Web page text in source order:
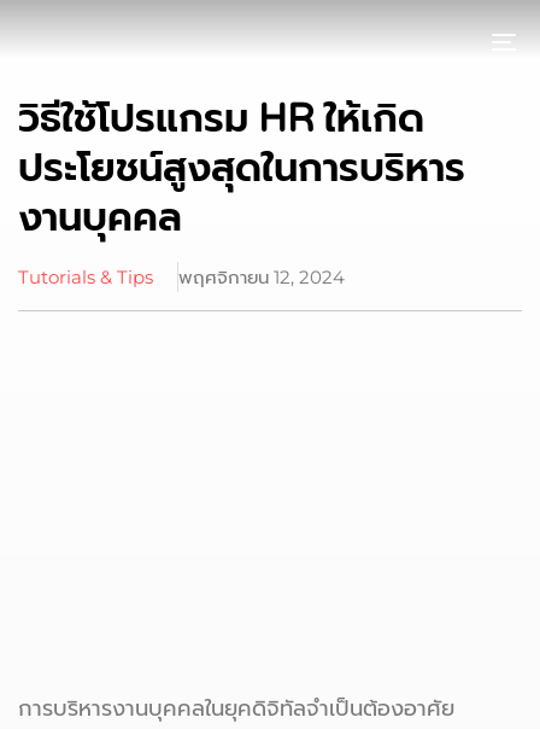
วิธีใช้โปรแกรม HR ให้เกิด
ประโยชน์สูงสุดในการบริหาร
งานบุคคล
Tutorials & Tips พฤศจิกายน 12, 2024
การบริหารงานบุคคลในยุคดิจิทัลจำเป็นต้องอาศัย